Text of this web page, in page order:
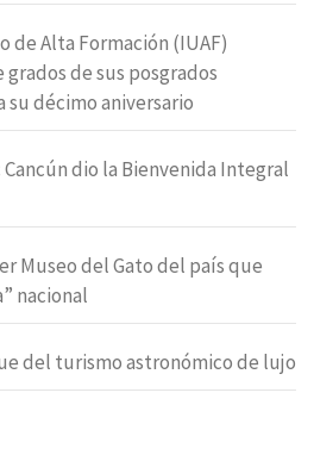
Alta Formación (IUAF)
de sus posgrados
décimo aniversario
dio la Bienvenida Integral
Museo del Gato del país que
nacional
del turismo astronómico de lujo